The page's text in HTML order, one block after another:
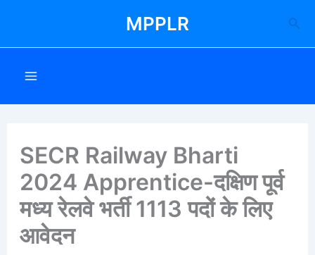
content
MPPLR
SECR Railway Bharti
2024 Apprentice-दक्षिण पूर्व
मध्य रेलवे भर्ती 1113 पदों के लिए
आवेदन